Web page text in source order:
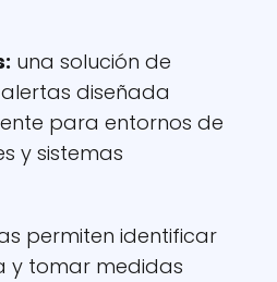
una solución de
diseñada
para entornos de
y sistemas
permiten identificar
y tomar medidas